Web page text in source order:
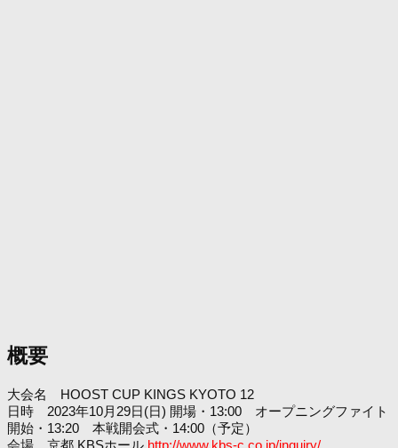
概要
大会名 HOOST CUP KINGS KYOTO 12
日時 2023年10月29日(日) 開場・13:00 オープニングファイト
開始・13:20 本戦開会式・14:00（予定）
会場 京都 KBSホール http://www.kbs-c.co.jp/inquiry/